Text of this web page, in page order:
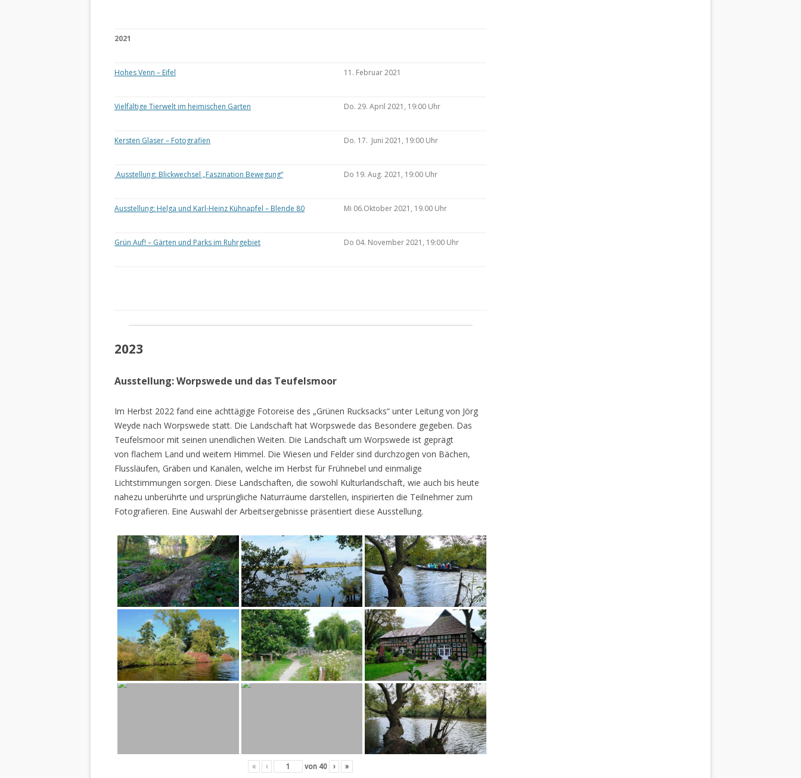
2021
Hohes Venn – Eifel 11. Februar 2021
Vielfältige Tierwelt im heimischen Garten Do. 29. April 2021, 19:00 Uhr
Kersten Glaser – Fotografien Do. 17. Juni 2021, 19:00 Uhr
Ausstellung: Blickwechsel „Faszination Bewegung“ Do 19. Aug. 2021, 19:00 Uhr
Ausstellung: Helga und Karl-Heinz Kühnapfel – Blende 80 Mi 06.Oktober 2021, 19.00 Uhr
Grün Auf! – Gärten und Parks im Ruhrgebiet Do 04. November 2021, 19:00 Uhr
2023
Ausstellung: Worpswede und das Teufelsmoor
Im Herbst 2022 fand eine achttägige Fotoreise des „Grünen Rucksacks“ unter Leitung von Jörg
Weyde nach Worpswede statt. Die Landschaft hat Worpswede das Besondere gegeben. Das
Teufelsmoor mit seinen unendlichen Weiten. Die Landschaft um Worpswede ist geprägt
von flachem Land und weitem Himmel. Die Wiesen und Felder sind durchzogen von Bächen,
Flussläufen, Gräben und Kanälen, welche im Herbst für Frühnebel und einmalige
Lichtstimmungen sorgen. Diese Landschaften, die sowohl Kulturlandschaft, wie auch bis heute
nahezu unberührte und ursprüngliche Naturräume darstellen, inspirierten die Teilnehmer zum
Fotografieren. Eine Auswahl der Arbeitsergebnisse präsentiert diese Ausstellung.
« ‹ von 40 › »